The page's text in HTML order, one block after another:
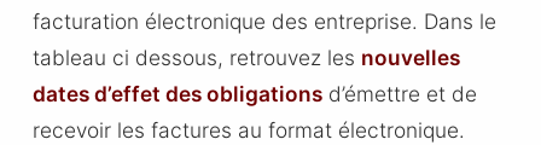
facturation électronique des entreprise. Dans le
tableau ci dessous, retrouvez les nouvelles
dates d’effet des obligationsd’émettre et de
recevoir les factures au format électronique.